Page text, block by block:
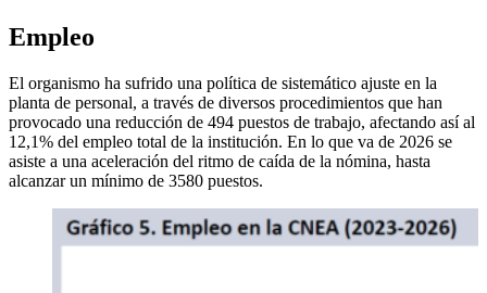
Empleo
El organismo ha sufrido una política de sistemático ajuste en la
planta de personal, a través de diversos procedimientos que han
provocado una reducción de 494 puestos de trabajo, afectando así al
12,1% del empleo total de la institución. En lo que va de 2026 se
asiste a una aceleración del ritmo de caída de la nómina, hasta
alcanzar un mínimo de 3580 puestos.